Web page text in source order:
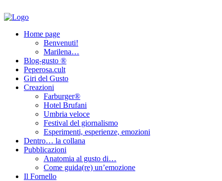
Home page
Benvenuti!
Marilena…
Blog-gusto ®
Peperosa.cult
Giri del Gusto
Creazioni
Farburger®
Hotel Brufani
Umbria veloce
Festival del giornalismo
Esperimenti, esperienze, emozioni
Dentro… la collana
Pubblicazioni
Anatomia al gusto di…
Come guida(re) un’emozione
Il Fornello